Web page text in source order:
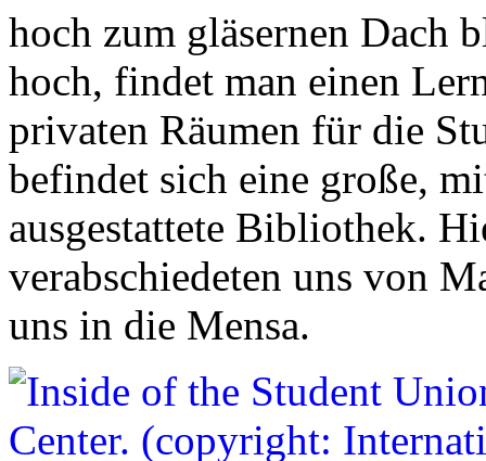
hoch zum gläsernen Dach
hoch, findet man einen
privaten Räumen für die
befindet sich eine große,
ausgestattete Bibliothek.
verabschiedeten uns von
uns in die Mensa.